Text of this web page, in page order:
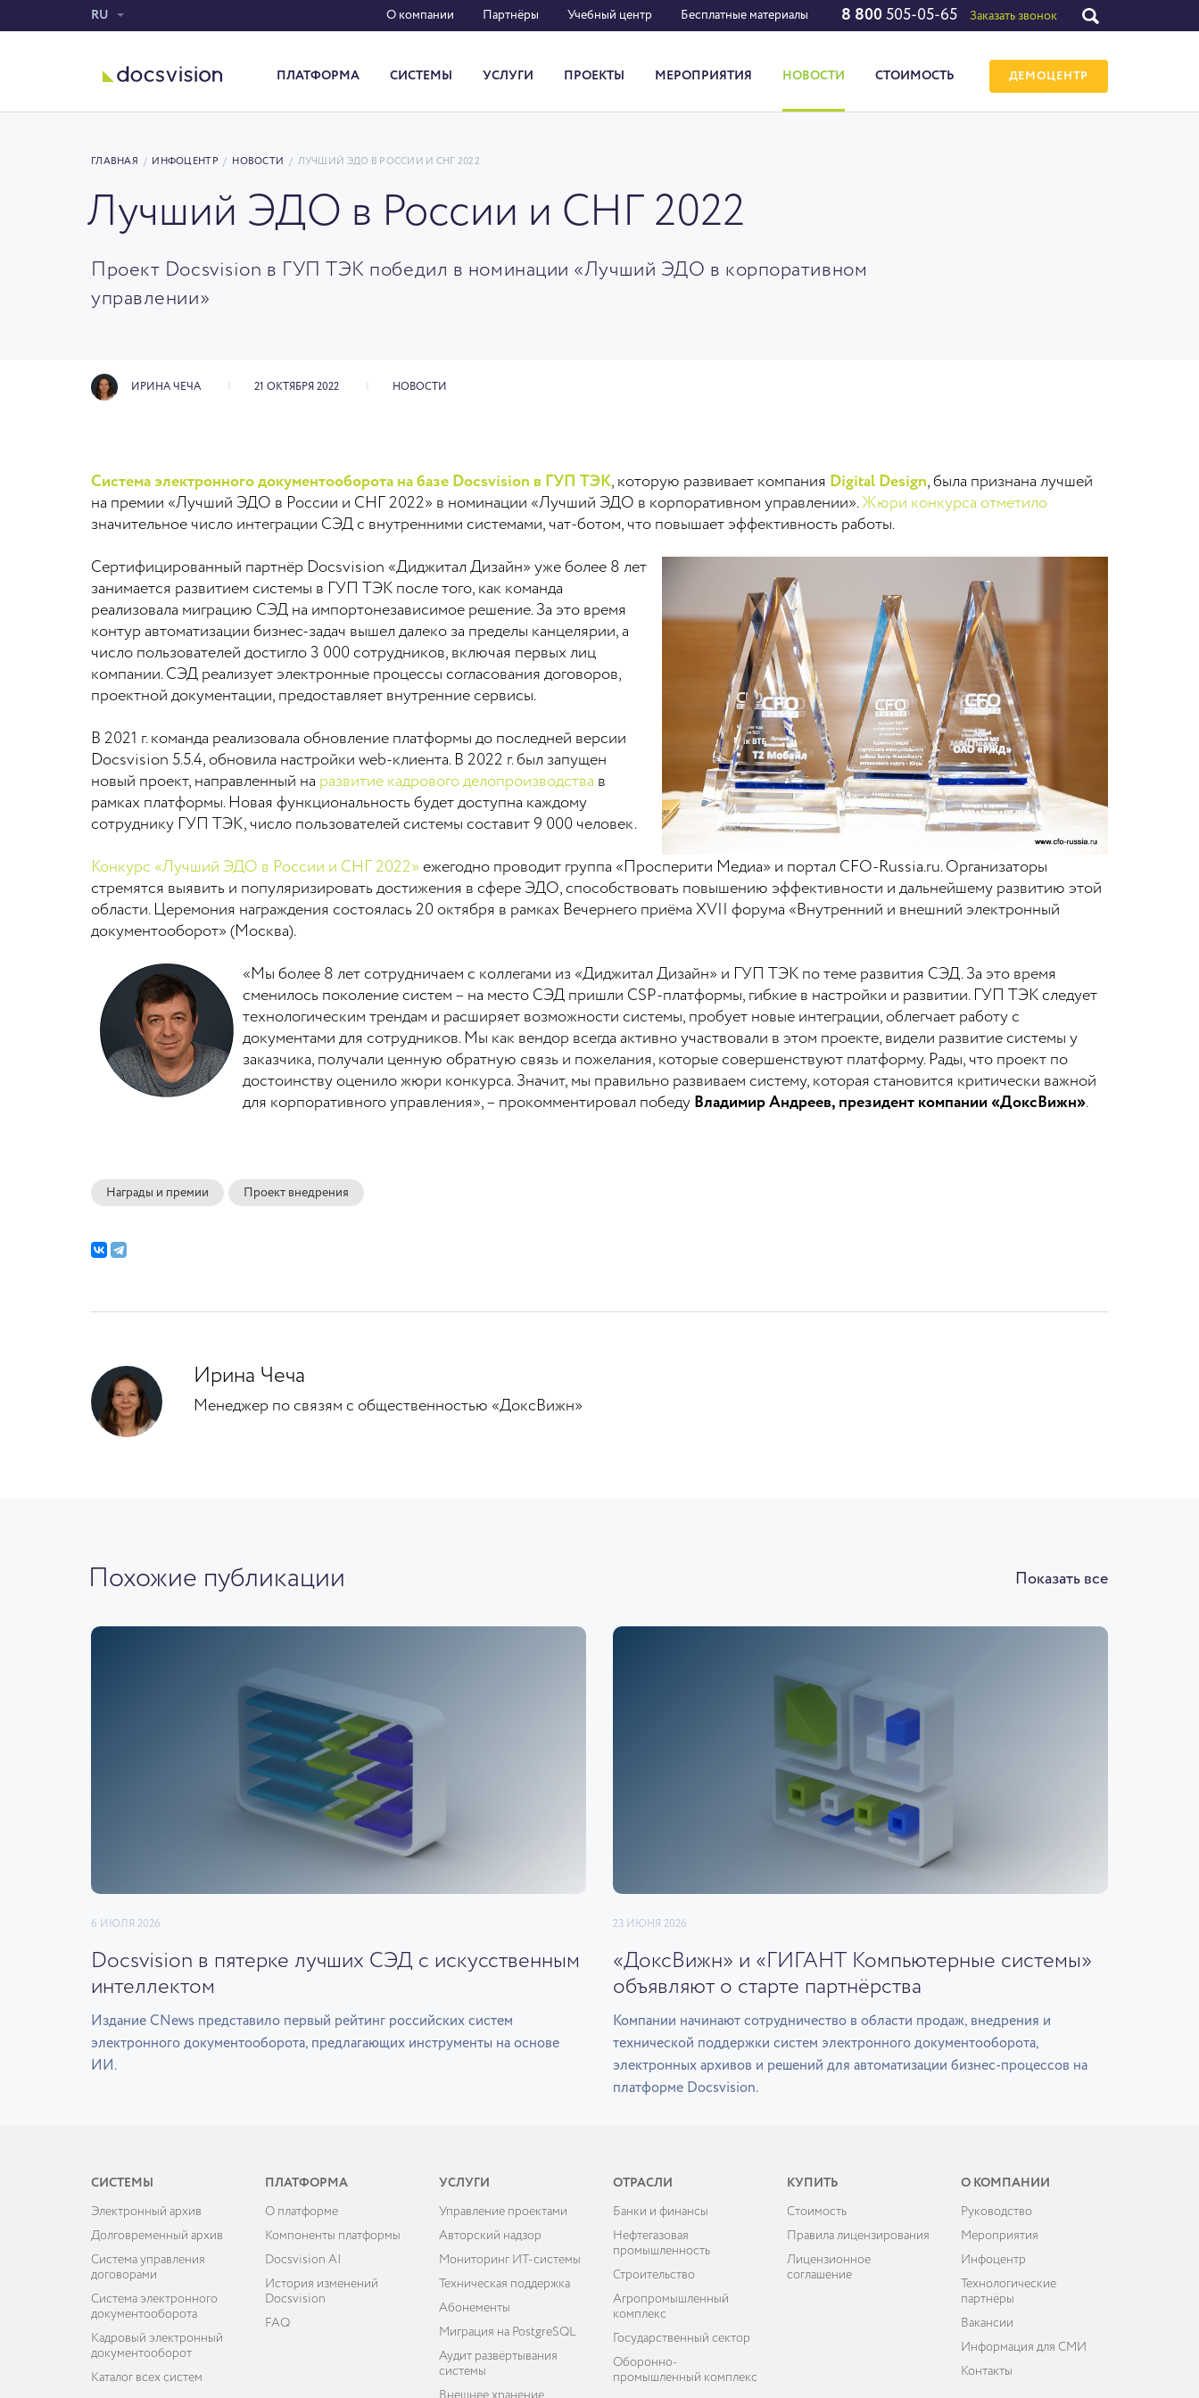
RU О компании Партнёры Учебный центр Бесплатные материалы 8 800 505-05-65 Заказать звонок
ПЛАТФОРМА СИСТЕМЫ УСЛУГИ ПРОЕКТЫ МЕРОПРИЯТИЯ НОВОСТИ СТОИМОСТЬ ДЕМОЦЕНТР
ГЛАВНАЯ / ИНФОЦЕНТР / НОВОСТИ / ЛУЧШИЙ ЭДО В РОССИИ И СНГ 2022
Лучший ЭДО в России и СНГ 2022
Проект Docsvision в ГУП ТЭК победил в номинации «Лучший ЭДО в корпоративном
управлении»
ИРИНА ЧЕЧА 21 ОКТЯБРЯ 2022 НОВОСТИ
Система электронного документооборота на базе Docsvision в ГУП ТЭК, которую развивает компания Digital Design, была признана лучшей
на премии «Лучший ЭДО в России и СНГ 2022» в номинации «Лучший ЭДО в корпоративном управлении».Жюри конкурса отметило
значительное число интеграции СЭД с внутренними системами, чат-ботом, что повышает эффективность работы.
Сертифицированный партнёр Docsvision «Диджитал Дизайн» уже более 8 лет
занимается развитием системы в ГУП ТЭК после того, как команда
реализовала миграцию СЭД на импортонезависимое решение. За это время
контур автоматизации бизнес-задач вышел далеко за пределы канцелярии, а
число пользователей достигло 3 000 сотрудников, включая первых лиц
компании. СЭД реализует электронные процессы согласования договоров,
проектной документации, предоставляет внутренние сервисы.
В 2021 г. команда реализовала обновление платформы до последней версии
Docsvision 5.5.4, обновила настройки web-клиента. В 2022 г. был запущен
новый проект, направленный на развитие кадрового делопроизводства в
рамках платформы. Новая функциональность будет доступна каждому
сотруднику ГУП ТЭК, число пользователей системы составит 9 000 человек.
Конкурс «Лучший ЭДО в России и СНГ 2022» ежегодно проводит группа «Просперити Медиа» и портал CFO-Russia.ru. Организаторы
стремятся выявить и популяризировать достижения в сфере ЭДО, способствовать повышению эффективности и дальнейшему развитию этой
области. Церемония награждения состоялась 20 октября в рамках Вечернего приёма XVII форума «Внутренний и внешний электронный
документооборот» (Москва).
«Мы более 8 лет сотрудничаем с коллегами из «Диджитал Дизайн» и ГУП ТЭК по теме развития СЭД. За это время
сменилось поколение систем – на место СЭД пришли CSP-платформы, гибкие в настройки и развитии. ГУП ТЭК следует
технологическим трендам и расширяет возможности системы, пробует новые интеграции, облегчает работу с
документами для сотрудников. Мы как вендор всегда активно участвовали в этом проекте, видели развитие системы у
заказчика, получали ценную обратную связь и пожелания, которые совершенствуют платформу. Рады, что проект по
достоинству оценило жюри конкурса. Значит, мы правильно развиваем систему, которая становится критически важной
для корпоративного управления», – прокомментировал победу Владимир Андреев, президент компании «ДоксВижн».
Награды и премии Проект внедрения
Ирина Чеча
Менеджер по связям с общественностью «ДоксВижн»
Похожие публикации Показать все
6 ИЮЛЯ 2026
Docsvision в пятерке лучших СЭД с искусственным
интеллектом
Издание CNews представило первый рейтинг российских систем
электронного документооборота, предлагающих инструменты на основе
ИИ.
23 ИЮНЯ 2026
«ДоксВижн» и «ГИГАНТ Компьютерные системы»
объявляют о старте партнёрства
Компании начинают сотрудничество в области продаж, внедрения и
технической поддержки систем электронного документооборота,
электронных архивов и решений для автоматизации бизнес-процессов на
платформе Docsvision.
СИСТЕМЫ
Электронный архив
Долговременный архив
Система управления
договорами
Система электронного
документооборота
Кадровый электронный
документооборот
Каталог всех систем
ПЛАТФОРМА
О платформе
Компоненты платформы
Docsvision AI
История изменений
Docsvision
FAQ
УСЛУГИ
Управление проектами
Авторский надзор
Мониторинг ИТ-системы
Техническая поддержка
Абонементы
Миграция на PostgreSQL
Аудит развёртывания
системы
Внешнее хранение
ОТРАСЛИ
Банки и финансы
Нефтегазовая
промышленность
Строительство
Агропромышленный
комплекс
Государственный сектор
Оборонно-
промышленный комплекс
КУПИТЬ
Cтоимость
Правила лицензирования
Лицензионное
соглашение
О КОМПАНИИ
Руководство
Мероприятия
Инфоцентр
Технологические
партнёры
Вакансии
Информация для СМИ
Контакты